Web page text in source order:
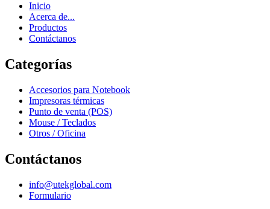
Inicio
Acerca de...
Productos
Contáctanos
Categorías
Accesorios para Notebook
Impresoras térmicas
Punto de venta (POS)
Mouse / Teclados
Otros / Oficina
Contáctanos
info@utekglobal.com
Formulario